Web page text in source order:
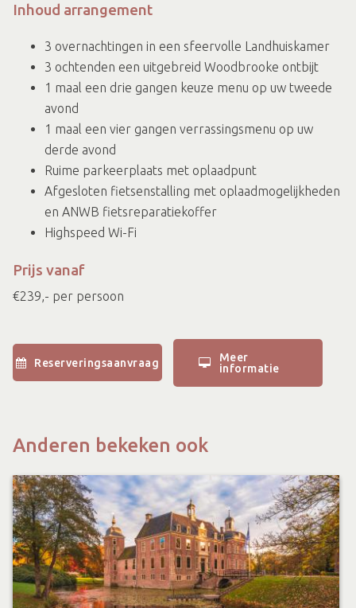
Inhoud arrangement
3 overnachtingen in een sfeervolle Landhuiskamer
3 ochtenden een uitgebreid Woodbrooke ontbijt
1 maal een drie gangen keuze menu op uw tweede
avond
1 maal een vier gangen verrassingsmenu op uw
derde avond
Ruime parkeerplaats met oplaadpunt
Afgesloten fietsenstalling met oplaadmogelijkheden
en ANWB fietsreparatiekoffer
Highspeed Wi-Fi
Prijs vanaf
€239,- per persoon
Reserveringsaanvraag
Meer
informatie
Anderen bekeken ook